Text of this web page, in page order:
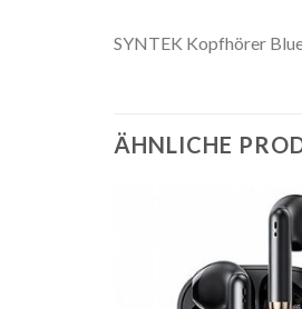
SYNTEK Kopfhörer
ÄHNLICHE